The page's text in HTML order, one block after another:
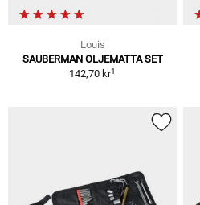
Louis
SAUBERMAN OLJEMATTA SET
142,70 kr1